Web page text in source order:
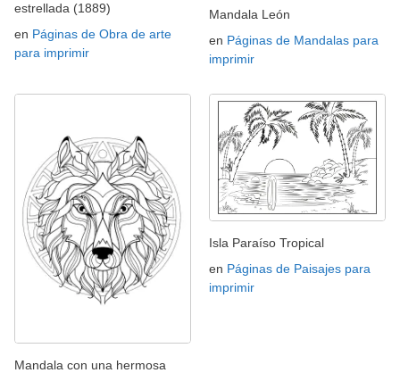
estrellada (1889)
en Páginas de Obra de arte
para imprimir
Mandala León
en Páginas de Mandalas para
imprimir
Mandala con una hermosa
Isla Paraíso Tropical
en Páginas de Paisajes para
imprimir